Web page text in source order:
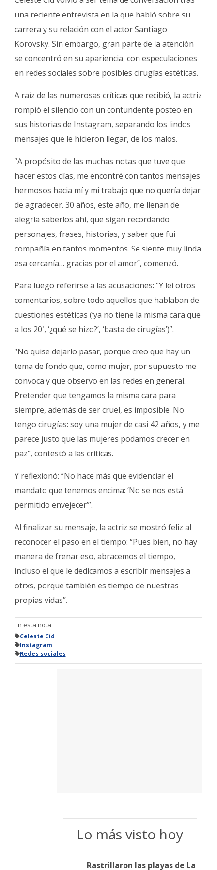
Fúnebres
una reciente entrevista en la que habló sobre su
carrera y su relación con el actor Santiago
Korovsky. Sin embargo, gran parte de la atención
se concentró en su apariencia, con especulaciones
en redes sociales sobre posibles cirugías estéticas.
A raíz de las numerosas críticas que recibió, la actriz
rompió el silencio con un contundente posteo en
sus historias de Instagram, separando los lindos
mensajes que le hicieron llegar, de los malos.
“A propósito de las muchas notas que tuve que
hacer estos días, me encontré con tantos mensajes
hermosos hacia mí y mi trabajo que no quería dejar
de agradecer. 30 años, este año, me llenan de
alegría saberlos ahí, que sigan recordando
personajes, frases, historias, y saber que fui
compañía en tantos momentos. Se siente muy linda
esa cercanía… gracias por el amor”, comenzó.
Para luego referirse a las acusaciones: “Y leí otros
comentarios, sobre todo aquellos que hablaban de
cuestiones estéticas (‘ya no tiene la misma cara que
a los 20′, ‘¿qué se hizo?’, ‘basta de cirugías’)”.
“No quise dejarlo pasar, porque creo que hay un
tema de fondo que, como mujer, por supuesto me
convoca y que observo en las redes en general.
Pretender que tengamos la misma cara para
siempre, además de ser cruel, es imposible. No
tengo cirugías: soy una mujer de casi 42 años, y me
parece justo que las mujeres podamos crecer en
paz”, contestó a las críticas.
Y reflexionó: “No hace más que evidenciar el
mandato que tenemos encima: ‘No se nos está
permitido envejecer’”.
Al finalizar su mensaje, la actriz se mostró feliz al
reconocer el paso en el tiempo: “Pues bien, no hay
manera de frenar eso, abracemos el tiempo,
incluso el que le dedicamos a escribir mensajes a
otrxs, porque también es tiempo de nuestras
propias vidas”.
En esta nota
Celeste Cid
Instagram
Redes sociales
Lo más visto hoy
Rastrillaron las playas de La